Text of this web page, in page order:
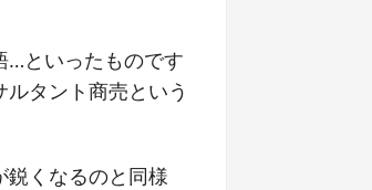
…といったものです
タント商売という
鋭くなるのと同様